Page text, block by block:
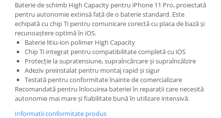
iPhone 15 Pro
iPhone 16
iPhone 15 Plus
iPhone 15
iPhone 14 Pro Max
iPhone 14 Pro
iPhone 14 Plus
iPhone 14
Baterie de schimb High Capacity pentru iPhone 11 Pro, proiectată
pentru autonomie extinsă față de o baterie standard. Este
echipată cu chip Ti pentru comunicare corectă cu placa de bază și
recunoaștere optimă în iOS.
Baterie litiu-ion polimer High Capacity
Chip Ti integrat pentru compatibilitate completă cu iOS
Protecție la supratensiune, supraîncărcare și supraîncălzire
Adeziv preinstalat pentru montaj rapid și sigur
Testată pentru conformitate înainte de comercializare
Recomandată pentru înlocuirea bateriei în reparații care necesită
autonomie mai mare și fiabilitate bună în utilizare intensivă.
Informatii conformitate produs